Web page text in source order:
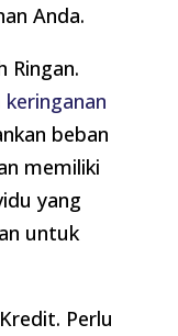
Anda.
Ringan.
beban
memiliki
yang
untuk
Perlu